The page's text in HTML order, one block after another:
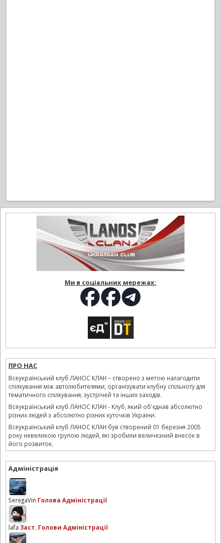
Ми в соціальних мережах:
ПРО НАС
Всеукраїнський клуб ЛАНОС КЛАН – створено з метою налагодити
спілкування між автолюбителями, організувати клубну спільноту для
тематичного спілкування, зустрічей та інших заходів.
Всеукраїнський клуб ЛАНОС КЛАН - Клуб, який об'єднав абсолютно
різних людей з абсолютно різних куточків України.
Всеукраїнський клуб ЛАНОС КЛАН був створений 01 березня 2005
року невеликою групою людей, які зробили величезний внесок в
його розвиток.
Адміністрація
SeregaVin Голова Адміністрації
lafa Заст. Голови Адміністрації